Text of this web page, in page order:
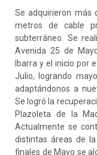
Se adquirieron más
metros de cable
subterráneo. Se
Avenida 25 de
Ibarra y el inicio por
Julio, logrando
adaptándonos a
Se logró la
Plazoleta de la
Actualmente se
distintas áreas de
finales de Mayo se